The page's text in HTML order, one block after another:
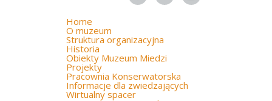
Home
O muzeum
Struktura organizacyjna
Historia
Obiekty Muzeum Miedzi
Projekty
Pracownia Konserwatorska
Informacje dla zwiedzających
Wirtualny spacer